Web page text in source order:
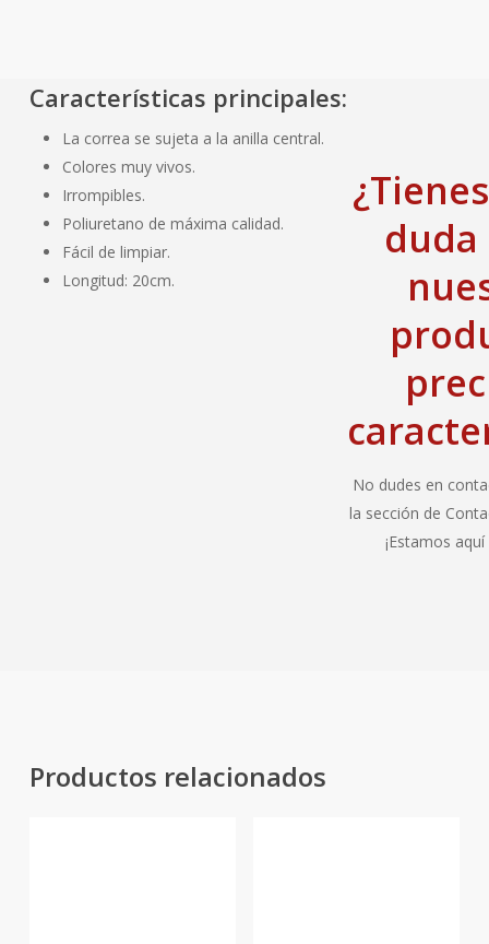
Características principales:
La correa se sujeta a la anilla central.
Colores muy vivos.
Irrompibles.
Poliuretano de máxima calidad.
Fácil de limpiar.
Longitud: 20cm.
No dudes en
la sección de
¡Estamos
Productos relacionados